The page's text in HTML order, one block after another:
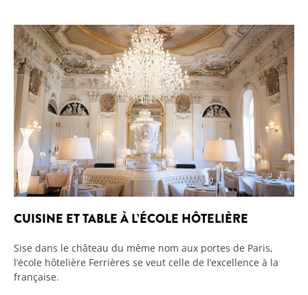
CUISINE ET TABLE À L’ÉCOLE HÔTELIÈRE
Sise dans le château du même nom aux portes de Paris,
l’école hôtelière Ferrières se veut celle de l’excellence à la
française.